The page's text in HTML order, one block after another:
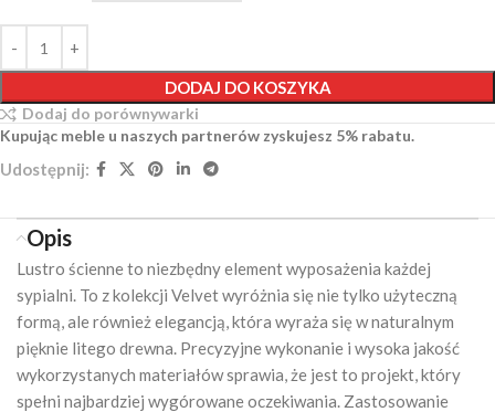
DODAJ DO KOSZYKA
Dodaj do porównywarki
Kupując meble u naszych partnerów zyskujesz 5% rabatu.
Udostępnij:
Opis
Lustro ścienne to niezbędny element wyposażenia każdej
sypialni. To z kolekcji Velvet wyróżnia się nie tylko użyteczną
formą, ale również elegancją, która wyraża się w naturalnym
pięknie litego drewna. Precyzyjne wykonanie i wysoka jakość
wykorzystanych materiałów sprawia, że jest to projekt, który
spełni najbardziej wygórowane oczekiwania. Zastosowanie